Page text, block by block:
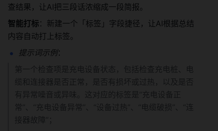
查结果，让AI把三段话浓缩成一段简报。
智能打标：新建一个「标签」字段捷径，让AI根据总结
内容自动打上标签。
提示词示例：
第一个检查项是充电设备状态，包括检查充电桩、电
缆和连接器是否正常，是否有损坏或过热，以及是否
有异常噪音或异味。这对应的标签是“充电设备正
常”、“充电设备异常”、“设备过热”、“电缆破损”、“连
接器故障”；